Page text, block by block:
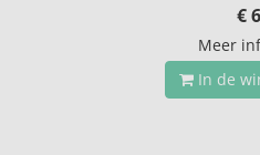
€ 6
Meer
In de